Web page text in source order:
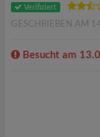
Verifiziert
GESCHRIEBEN AM
Besucht am
t